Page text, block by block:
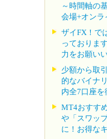
～時間軸の
会場+オンラ
ザイFX！で
っておりま
力をお願い
少額から取
的なバイナ
内全7口座を
MT4おすす
や「スワッ
に！お得な